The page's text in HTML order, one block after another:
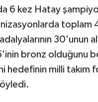
6 kez Hatay
toplam
30'unun
bronz olduğunu
hedefinin milli takım